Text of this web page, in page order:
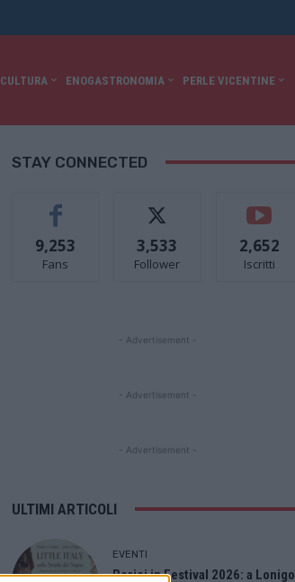
CULTURA ENOGASTRONOMIA PERLE VICENTINE
STAY CONNECTED
9,253
Fans
3,533
Follower
2,652
Iscritti
- Advertisement -
- Advertisement -
- Advertisement -
ULTIMI ARTICOLI
EVENTI
Berici in Festival 2026: a Lonigo